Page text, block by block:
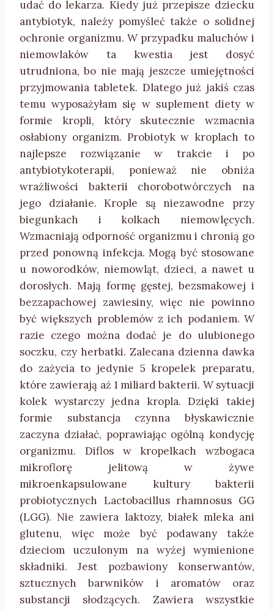
udać do lekarza. Kiedy już przepisze dziecku
antybiotyk, należy pomyśleć także o solidnej
ochronie organizmu. W przypadku maluchów i
niemowlaków ta kwestia jest dosyć
utrudniona, bo nie mają jeszcze umiejętności
przyjmowania tabletek. Dlatego już jakiś czas
temu wyposażyłam się w suplement diety w
formie kropli, który skutecznie wzmacnia
osłabiony organizm. Probiotyk w kroplach to
najlepsze rozwiązanie w trakcie i po
antybiotykoterapii, ponieważ nie obniża
wrażliwości bakterii chorobotwórczych na
jego działanie. Krople są niezawodne przy
biegunkach i kolkach niemowlęcych.
Wzmacniają odporność organizmu i chronią go
przed ponowną infekcja. Mogą być stosowane
u noworodków, niemowląt, dzieci, a nawet u
dorosłych. Mają formę gęstej, bezsmakowej i
bezzapachowej zawiesiny, więc nie powinno
być większych problemów z ich podaniem. W
razie czego można dodać je do ulubionego
soczku, czy herbatki. Zalecana dzienna dawka
do zażycia to jedynie 5 kropelek preparatu,
które zawierają aż 1 miliard bakterii. W sytuacji
kolek wystarczy jedna kropla. Dzięki takiej
formie substancja czynna błyskawicznie
zaczyna działać, poprawiając ogólną kondycję
organizmu. Diflos w kropelkach wzbogaca
mikroflorę jelitową w żywe
mikroenkapsulowane kultury bakterii
probiotycznych Lactobacillus rhamnosus GG
(LGG). Nie zawiera laktozy, białek mleka ani
glutenu, więc może być podawany także
dzieciom uczulonym na wyżej wymienione
składniki. Jest pozbawiony konserwantów,
sztucznych barwników i aromatów oraz
substancji słodzących. Zawiera wszystkie